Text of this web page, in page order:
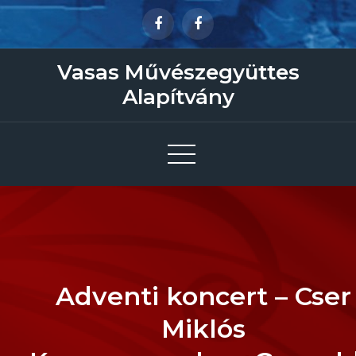
Skip
Vasas Művészegyüttes
Alapítvány
Adventi koncert – Cser
Miklós